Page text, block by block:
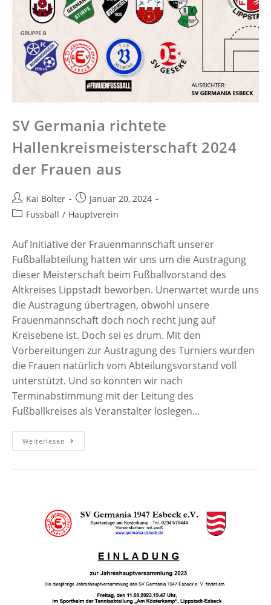
SV Germania richtete
Hallenkreismeisterschaft 2024
der Frauen aus
Kai Bölter
Januar 20, 2024
Fussball / Hauptverein
Auf Initiative der Frauenmannschaft unserer
Fußballabteilung hatten wir uns um die Austragung
dieser Meisterschaft beim Fußballvorstand des
Altkreises Lippstadt beworben. Unerwartet wurde uns
die Austragung übertragen, obwohl unsere
Frauenmannschaft doch noch recht jung auf
Kreisebene ist. Doch sei es drum. Mit den
Vorbereitungen zur Austragung des Turniers wurden
die Frauen natürlich vom Abteilungsvorstand voll
unterstützt. Und so konnten wir nach
Terminabstimmung mit der Leitung des
Fußballkreises als Veranstalter loslegen...
Weiterlesen